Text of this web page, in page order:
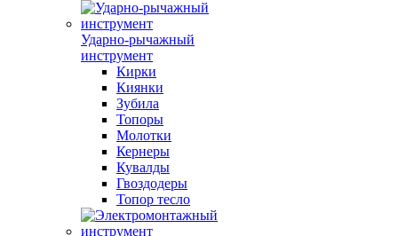
Ударно-рычажный
инструмент
Кирки
Киянки
Зубила
Топоры
Молотки
Кернеры
Кувалды
Гвоздодеры
Топор тесло